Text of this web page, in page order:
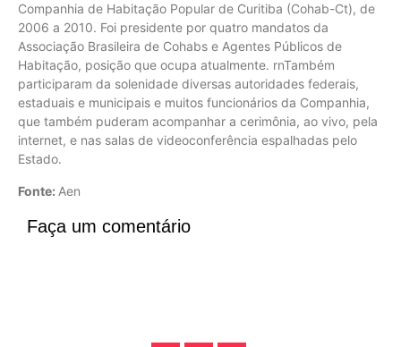
Companhia de Habitação Popular de Curitiba (Cohab-Ct), de
2006 a 2010. Foi presidente por quatro mandatos da
Associação Brasileira de Cohabs e Agentes Públicos de
Habitação, posição que ocupa atualmente. rnTambém
participaram da solenidade diversas autoridades federais,
estaduais e municipais e muitos funcionários da Companhia,
que também puderam acompanhar a cerimônia, ao vivo, pela
internet, e nas salas de videoconferência espalhadas pelo
Estado.
Fonte: Aen
Faça um comentário